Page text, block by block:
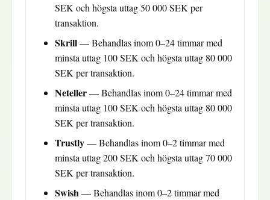
SEK och högsta uttag 50 000 SEK per
transaktion.
Skrill— Behandlas inom 0–24 timmar med
minsta uttag 100 SEK och högsta uttag 80 000
SEK per transaktion.
Neteller— Behandlas inom 0–24 timmar med
minsta uttag 100 SEK och högsta uttag 80 000
SEK per transaktion.
Trustly— Behandlas inom 0–2 timmar med
minsta uttag 200 SEK och högsta uttag 70 000
SEK per transaktion.
Swish— Behandlas inom 0–2 timmar med